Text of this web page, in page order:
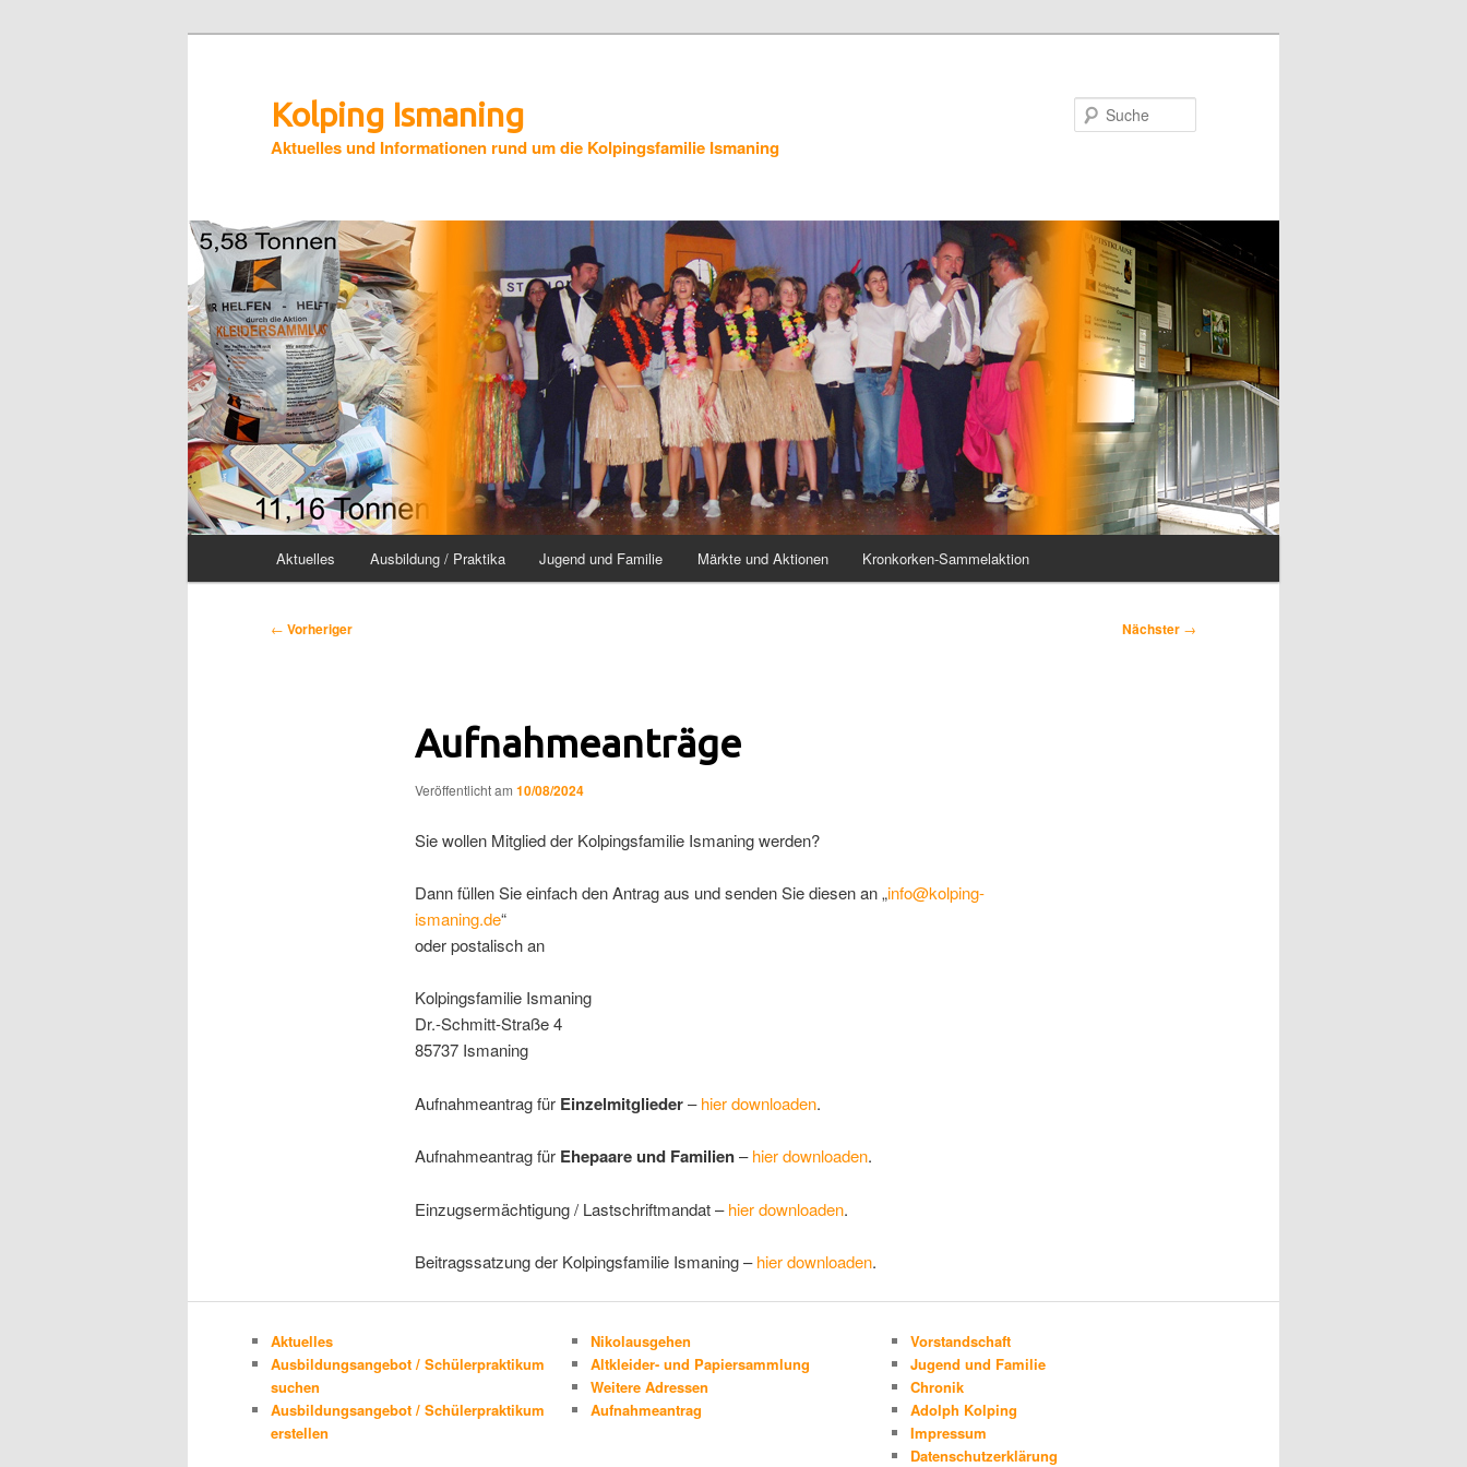
Kolping Ismaning
Aktuelles und Informationen rund um die Kolpingsfamilie Ismaning
HauptmenüAktuelles Ausbildung / Praktika Jugend und Familie Märkte und Aktionen Kronkorken-Sammelaktion
Beitragsnavigation
← Vorheriger Nächster →
Aufnahmeanträge
Veröffentlicht am 10/08/2024
Sie wollen Mitglied der Kolpingsfamilie Ismaning werden?
Dann füllen Sie einfach den Antrag aus und senden Sie diesen an „info@kolping-
ismaning.de“
oder postalisch an
Kolpingsfamilie Ismaning
Dr.-Schmitt-Straße 4
85737 Ismaning
Aufnahmeantrag für Einzelmitglieder–hier downloaden.
Aufnahmeantrag für Ehepaare und Familien–hier downloaden.
Einzugsermächtigung / Lastschriftmandat –hier downloaden.
Beitragssatzung der Kolpingsfamilie Ismaning –hier downloaden.
Aktuelles
Ausbildungsangebot / Schülerpraktikum
suchen
Ausbildungsangebot / Schülerpraktikum
erstellen
Nikolausgehen
Altkleider- und Papiersammlung
Weitere Adressen
Aufnahmeantrag
Vorstandschaft
Jugend und Familie
Chronik
Adolph Kolping
Impressum
Datenschutzerklärung